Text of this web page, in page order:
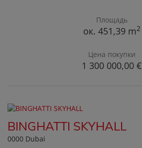
Площадь
ок. 451,39 m2
Цена покупки
1 300 000,00 €
BINGHATTI SKYHALL
0000 Dubai